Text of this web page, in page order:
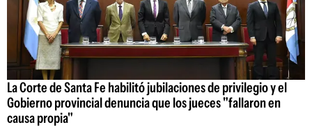
La Corte de Santa Fe habilitó jubilaciones de privilegio y el
Gobierno provincial denuncia que los jueces "fallaron en
causa propia"